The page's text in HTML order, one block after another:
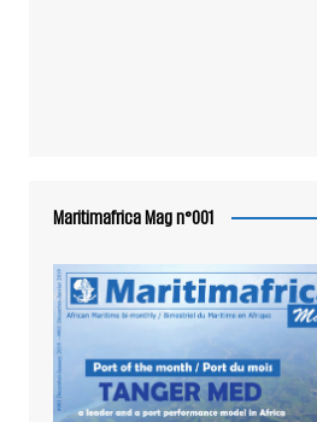
Maritimafrica Mag n°001